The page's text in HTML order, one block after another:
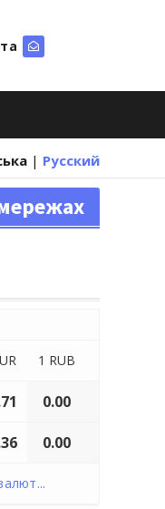
| Русский
1 RUB
0.00
0.00